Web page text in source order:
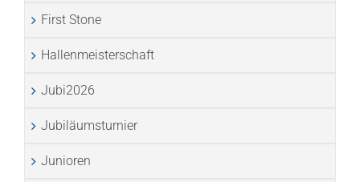
First Stone
Hallenmeisterschaft
Jubi2026
Jubiläumsturnier
Junioren